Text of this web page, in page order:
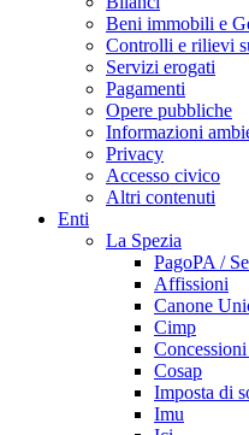
Beni immobili e
Controlli e rilievi
Servizi erogati
Pagamenti
Opere pubbliche
Informazioni
Privacy
Accesso civico
Altri contenuti
Enti
La Spezia
PagoPA /
Affissioni
Canone
Cimp
Cosap
Imposta di
Imu